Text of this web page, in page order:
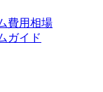
費用相場
ガイド